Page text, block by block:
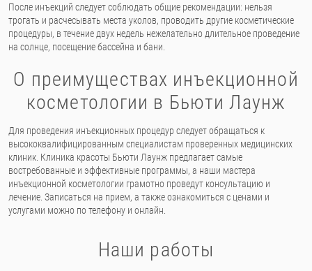
После инъекций следует соблюдать общие рекомендации: нельзя
трогать и расчесывать места уколов, проводить другие косметические
процедуры, в течение двух недель нежелательно длительное проведение
на солнце, посещение бассейна и бани.
О преимуществах инъекционной
косметологии в Бьюти Лаунж
Для проведения инъекционных процедур следует обращаться к
высококвалифицированным специалистам проверенных медицинских
клиник. Клиника красоты Бьюти Лаунж предлагает самые
востребованные и эффективные программы, а наши мастера
инъекционной косметологии грамотно проведут консультацию и
лечение. Записаться на прием, а также ознакомиться с ценами и
услугами можно по телефону и онлайн.
Наши работы